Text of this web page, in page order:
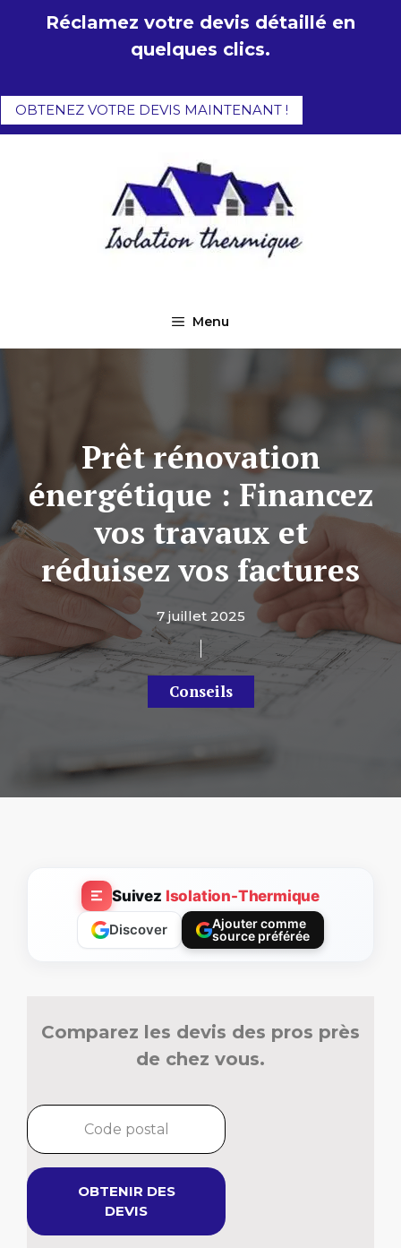
Réclamez votre devis détaillé en
quelques clics.
OBTENEZ VOTRE DEVIS MAINTENANT !
Menu
Prêt rénovation
énergétique : Financez
vos travaux et
réduisez vos factures
7 juillet 2025
Conseils
Suivez Isolation-Thermique
Discover
Ajouter comme
source préférée
Comparez les devis des pros près
de chez vous.
OBTENIR DES
DEVIS